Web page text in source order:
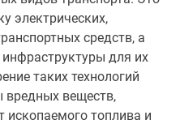
электрических,
средств, а
для их
таких технологий
вредных веществ,
ископаемого топлива и